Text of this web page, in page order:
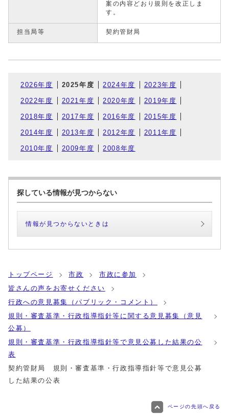
案の内容どおり規則を改正しま
す。
担当局等 契約管財局
2026年度 2025年度 2024年度 2023年度
2022年度 2021年度 2020年度 2019年度
2018年度 2017年度 2016年度 2015年度
2014年度 2013年度 2012年度 2011年度
2010年度 2009年度 2008年度
探している情報が見つからない
情報が見つからないときは
トップページ 市政
市政に参加
皆さんの声をお寄せください
行政への意見募集（パブリック・コメント）
規則・審査基準・行政指導指針等に関する意見募集（意見
公募）
規則・審査基準・行政指導指針等で意見公募した結果の公
表
契約管財局 規則・審査基準・行政指導指針等で意見公募
した結果の公表
ページの先頭へ戻る